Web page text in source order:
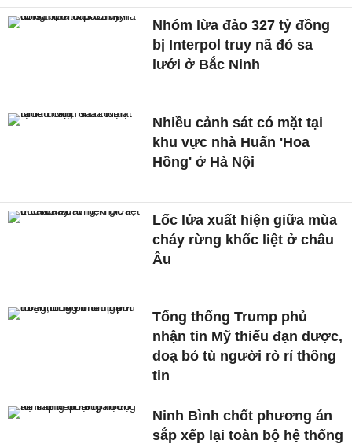
Nhóm lừa đảo 327 tỷ đồng
bị Interpol truy nã đỏ sa
lưới ở Bắc Ninh
Nhiều cảnh sát có mặt tại
khu vực nhà Huấn 'Hoa
Hồng' ở Hà Nội
Lốc lửa xuất hiện giữa mùa
cháy rừng khốc liệt ở châu
Âu
Tổng thống Trump phủ
nhận tin Mỹ thiếu đạn dược,
doạ bỏ tù người rò rỉ thông
tin
Ninh Bình chốt phương án
sắp xếp lại toàn bộ hệ thống